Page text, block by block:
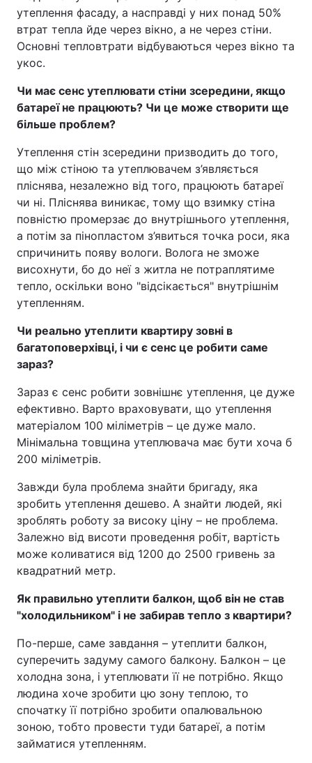
утеплення фасаду, а насправді у них понад 50%
втрат тепла йде через вікно, а не через стіни.
Основні тепловтрати відбуваються через вікно та
укос.
Чи має сенс утеплювати стіни зсередини, якщо
батареї не працюють? Чи це може створити ще
більше проблем?
Утеплення стін зсередини призводить до того,
що між стіною та утеплювачем з’являється
пліснява, незалежно від того, працюють батареї
чи ні. Пліснява виникає, тому що взимку стіна
повністю промерзає до внутрішнього утеплення,
а потім за пінопластом з’явиться точка роси, яка
спричинить появу вологи. Волога не зможе
висохнути, бо до неї з житла не потраплятиме
тепло, оскільки воно "відсікається" внутрішнім
утепленням.
Чи реально утеплити квартиру зовні в
багатоповерхівці, і чи є сенс це робити саме
зараз?
Зараз є сенс робити зовнішнє утеплення, це дуже
ефективно. Варто враховувати, що утеплення
матеріалом 100 міліметрів – це дуже мало.
Мінімальна товщина утеплювача має бути хоча б
200 міліметрів.
Завжди була проблема знайти бригаду, яка
зробить утеплення дешево. А знайти людей, які
зроблять роботу за високу ціну – не проблема.
Залежно від висоти проведення робіт, вартість
може коливатися від 1200 до 2500 гривень за
квадратний метр.
Як правильно утеплити балкон, щоб він не став
"холодильником" і не забирав тепло з квартири?
По-перше, саме завдання – утеплити балкон,
суперечить задуму самого балкону. Балкон – це
холодна зона, і утеплювати її не потрібно. Якщо
людина хоче зробити цю зону теплою, то
спочатку її потрібно зробити опалювальною
зоною, тобто провести туди батареї, а потім
займатися утепленням.